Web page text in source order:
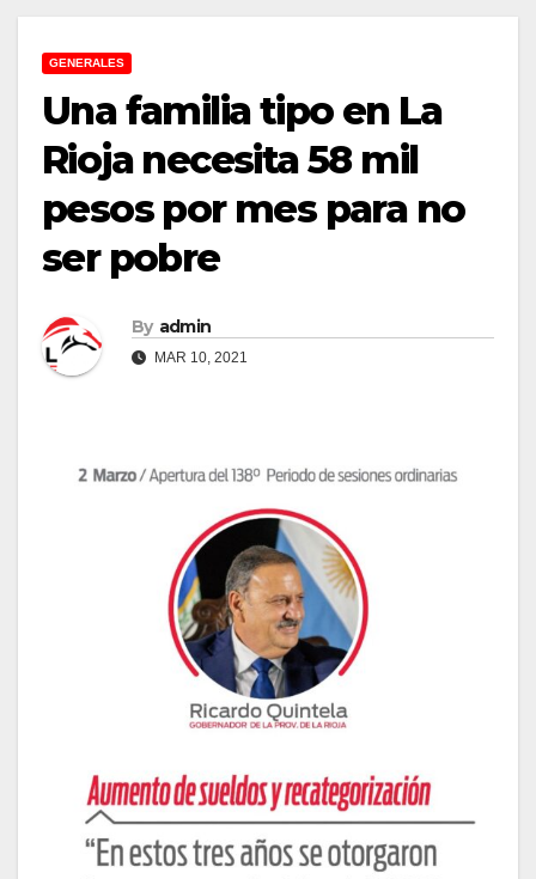
GENERALES
Una familia tipo en La
Rioja necesita 58 mil
pesos por mes para no
ser pobre
By admin
MAR 10, 2021